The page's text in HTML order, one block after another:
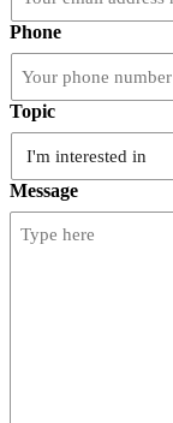
Phone
Topic
Message